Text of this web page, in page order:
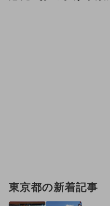
東京都の新着記事